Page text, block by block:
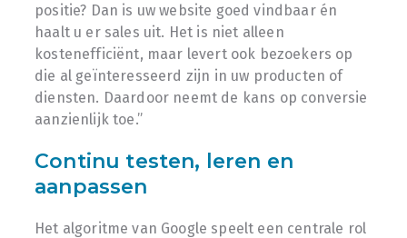
positie? Dan is uw website goed vindbaar én
haalt u er sales uit. Het is niet alleen
kostenefficiënt, maar levert ook bezoekers op
die al geïnteresseerd zijn in uw producten of
diensten. Daardoor neemt de kans op conversie
aanzienlijk toe.”
Continu testen, leren en
aanpassen
Het algoritme van Google speelt een centrale rol